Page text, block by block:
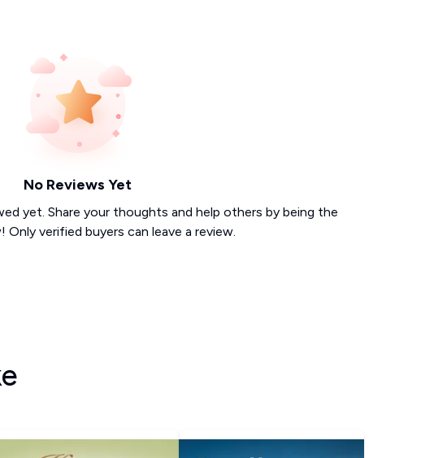
No Reviews Yet
yet. Share your thoughts and help others by being the
verified buyers can leave a review.